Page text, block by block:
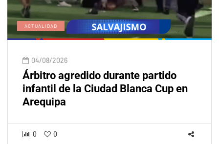
ACTUALIDAD
04/08/2026
Árbitro agredido durante partido
infantil de la Ciudad Blanca Cup en
Arequipa
0 0